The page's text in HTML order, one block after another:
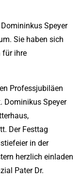
Speyer
Sie haben sich
für ihre
Professjubiläen
Dominikus Speyer
Der Festtag
in der
herzlich einladen
Pater Dr.